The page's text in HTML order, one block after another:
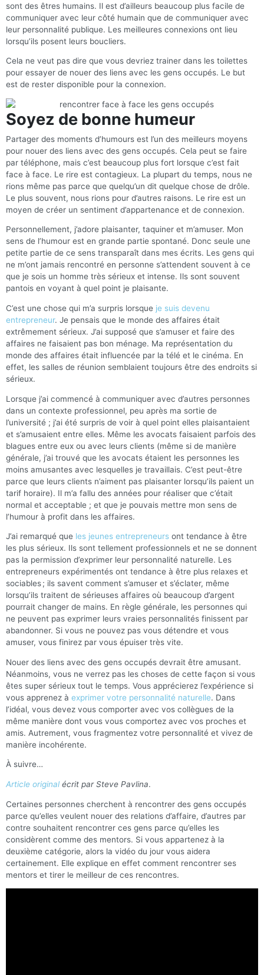
sont des êtres humains. Il est d’ailleurs beaucoup plus facile de
communiquer avec leur côté humain que de communiquer avec
leur personnalité publique. Les meilleures connexions ont lieu
lorsqu’ils posent leurs boucliers.
Cela ne veut pas dire que vous devriez trainer dans les toilettes
pour essayer de nouer des liens avec les gens occupés. Le but
est de rester disponible pour la connexion.
Soyez de bonne humeur
Partager des moments d’humours est l’un des meilleurs moyens
pour nouer des liens avec des gens occupés. Cela peut se faire
par téléphone, mais c’est beaucoup plus fort lorsque c’est fait
face à face. Le rire est contagieux. La plupart du temps, nous ne
rions même pas parce que quelqu’un dit quelque chose de drôle.
Le plus souvent, nous rions pour d’autres raisons. Le rire est un
moyen de créer un sentiment d’appartenance et de connexion.
Personnellement, j’adore plaisanter, taquiner et m’amuser. Mon
sens de l’humour est en grande partie spontané. Donc seule une
petite partie de ce sens transparaît dans mes écrits. Les gens qui
ne m’ont jamais rencontré en personne s’attendent souvent à ce
que je sois un homme très sérieux et intense. Ils sont souvent
pantois en voyant à quel point je plaisante.
C’est une chose qui m’a surpris lorsque je suis devenu
entrepreneur. Je pensais que le monde des affaires était
extrêmement sérieux. J’ai supposé que s’amuser et faire des
affaires ne faisaient pas bon ménage. Ma représentation du
monde des affaires était influencée par la télé et le cinéma. En
effet, les salles de réunion semblaient toujours être des endroits si
sérieux.
Lorsque j’ai commencé à communiquer avec d’autres personnes
dans un contexte professionnel, peu après ma sortie de
l’université ; j’ai été surpris de voir à quel point elles plaisantaient
et s’amusaient entre elles. Même les avocats faisaient parfois des
blagues entre eux ou avec leurs clients (même si de manière
générale, j’ai trouvé que les avocats étaient les personnes les
moins amusantes avec lesquelles je travaillais. C’est peut-être
parce que leurs clients n’aiment pas plaisanter lorsqu’ils paient un
tarif horaire). Il m’a fallu des années pour réaliser que c’était
normal et acceptable ; et que je pouvais mettre mon sens de
l’humour à profit dans les affaires.
J’ai remarqué que les jeunes entrepreneurs ont tendance à être
les plus sérieux. Ils sont tellement professionnels et ne se donnent
pas la permission d’exprimer leur personnalité naturelle. Les
entrepreneurs expérimentés ont tendance à être plus relaxes et
sociables ; ils savent comment s’amuser et s’éclater, même
lorsqu’ils traitent de sérieuses affaires où beaucoup d’argent
pourrait changer de mains. En règle générale, les personnes qui
ne peuvent pas exprimer leurs vraies personnalités finissent par
abandonner. Si vous ne pouvez pas vous détendre et vous
amuser, vous finirez par vous épuiser très vite.
Nouer des liens avec des gens occupés devrait être amusant.
Néanmoins, vous ne verrez pas les choses de cette façon si vous
êtes super sérieux tout le temps. Vous apprécierez l’expérience si
vous apprenez à exprimer votre personnalité naturelle. Dans
l’idéal, vous devez vous comporter avec vos collègues de la
même manière dont vous vous comportez avec vos proches et
amis. Autrement, vous fragmentez votre personnalité et vivez de
manière incohérente.
À suivre…
Article original écrit par Steve Pavlina.
Certaines personnes cherchent à rencontrer des gens occupés
parce qu’elles veulent nouer des relations d’affaire, d’autres par
contre souhaitent rencontrer ces gens parce qu’elles les
considèrent comme des mentors. Si vous appartenez à la
deuxième catégorie, alors la vidéo du jour vous aidera
certainement. Elle explique en effet comment rencontrer ses
mentors et tirer le meilleur de ces rencontres.